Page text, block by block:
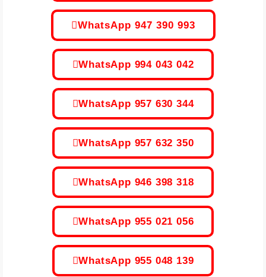
WhatsApp 947 390 993
WhatsApp 994 043 042
WhatsApp 957 630 344
WhatsApp 957 632 350
WhatsApp 946 398 318
WhatsApp 955 021 056
WhatsApp 955 048 139